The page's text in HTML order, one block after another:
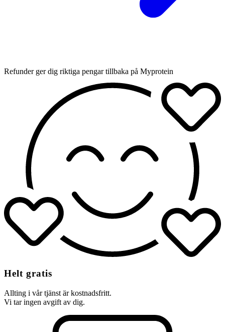
Refunder ger dig riktiga pengar tillbaka på Myprotein
Helt gratis
Allting i vår tjänst är kostnadsfritt.
Vi tar ingen avgift av dig.